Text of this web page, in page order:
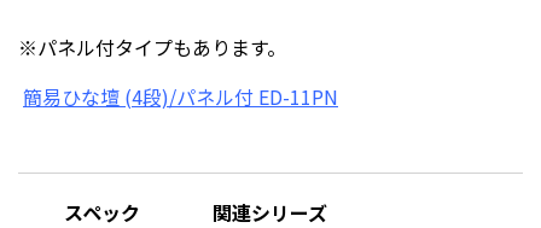
※パネル付タイプもあります。
簡易ひな壇 (4段)/パネル付 ED-11PN
スペック 関連シリーズ